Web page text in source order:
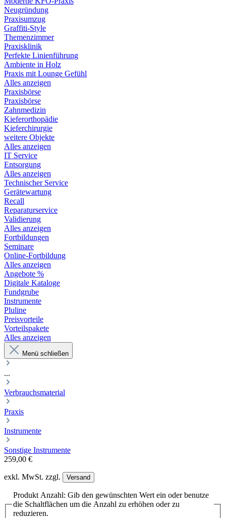
Neugründung
Praxisumzug
Graffiti-Style
Themenzimmer
Praxisklinik
Perfekte Linienführung
Ambiente in Holz
Praxis mit Lounge Gefühl
Alles anzeigen
Praxisbörse
Praxisbörse
Zahnmedizin
Kieferorthopädie
Kieferchirurgie
weitere Objekte
Alles anzeigen
IT Service
Entsorgung
Alles anzeigen
Technischer Service
Gerätewartung
Recall
Reparaturservice
Validierung
Alles anzeigen
Fortbildungen
Seminare
Online-Fortbildung
Alles anzeigen
Angebote %
Digitale Kataloge
Fundgrube
Instrumente
Pluline
Preisvorteile
Vorteilspakete
Alles anzeigen
Menü schließen
...
Verbrauchsmaterial
Praxis
Instrumente
Sonstige Instrumente
259,00 €
exkl. MwSt. zzgl. Versand
Produkt Anzahl: Gib den gewünschten Wert ein oder benutze
die Schaltflächen um die Anzahl zu erhöhen oder zu
reduzieren.